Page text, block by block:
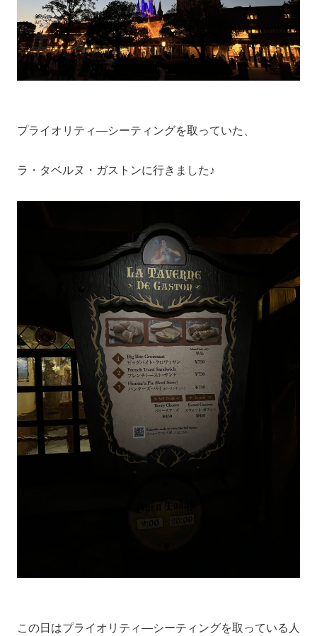
プライオリティ―シーティングを取っていた、
ラ・タベルヌ・ガストンに行きました♪
この日はプライオリティ―シーティングを取っている人